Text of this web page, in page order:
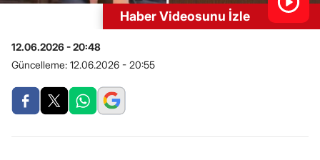
Haber Videosunu İzle
12.06.2026 - 20:48
Güncelleme: 12.06.2026 - 20:55